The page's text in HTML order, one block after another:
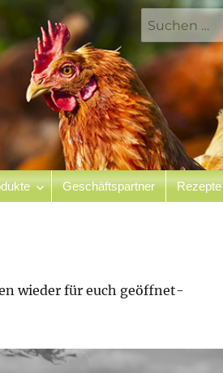
Suchen
nach:
Geschäftspartner Rezepte
wieder für euch geöffnet-